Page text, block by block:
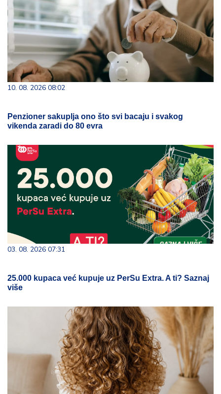
10. 08. 2026 08:02
Penzioner sakuplja ono što svi bacaju i svakog
vikenda zaradi do 80 evra
03. 08. 2026 07:31
25.000 kupaca već kupuje uz PerSu Extra. A ti? Saznaj
više